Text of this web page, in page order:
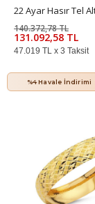
131.092,58 TL
140.372,78 TL
47.019 TL x 3 Taksit
%4 Havale İndirimi